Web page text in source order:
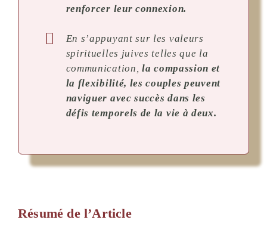
renforcer leur connexion.
En s’appuyant sur les valeurs
spirituelles juives telles que la
communication, la compassion et
la flexibilité, les couples peuvent
naviguer avec succès dans les
défis temporels de la vie à deux.
Résumé de l’Article